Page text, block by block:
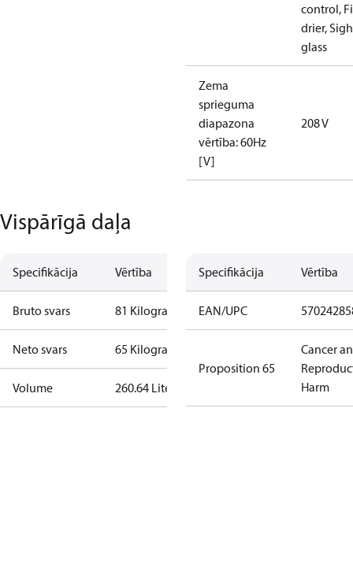
control,
drier,
glass
Zema
sprieguma
diapazona
vērtība: 60Hz
[V]
208 V
Vispārīgā daļa
Specifikācija Vērtība
Bruto svars 81 Kilogram
Neto svars 65 Kilogram
Volume 260.64 Liter
Specifikācija Vērtība
EAN/UPC
Proposition 65
Cancer
Harm